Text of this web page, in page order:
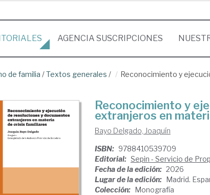
AGENCIA SUSCRIPCIONES
de familia /Textos generales /
Reconocimiento y
Reconocimiento y
extranjeros en
Bayo Delgado, Joaquín
ISBN: 9788410539709
Editorial: Sepin - Servicio de
Fecha de la edición: 2026
Lugar de la edición: Madrid.
Colección: Monografía